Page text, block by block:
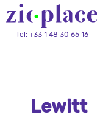
Tel: +33 1 48 30 65 16
Lewitt